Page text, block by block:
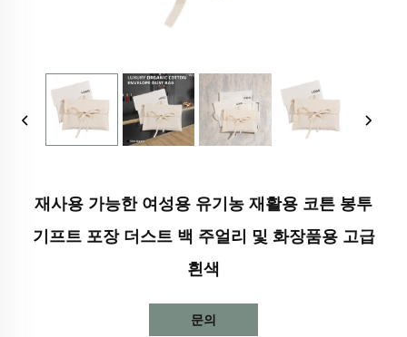
재사용 가능한 여성용 유기농 재활용 코튼 봉투
기프트 포장 더스트 백 주얼리 및 화장품용 고급
흰색
문의